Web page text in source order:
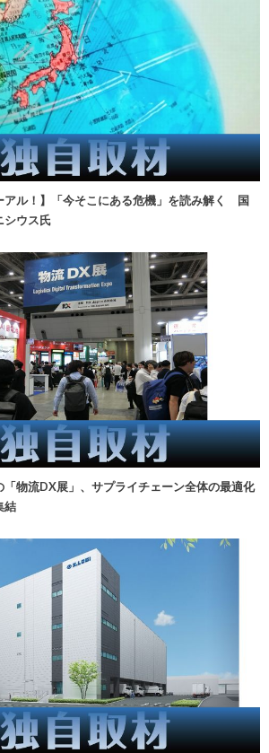
アル！】「今そこにある危機」を読み解く 国
シウス氏
「物流DX展」、サプライチェーン全体の最適化
結